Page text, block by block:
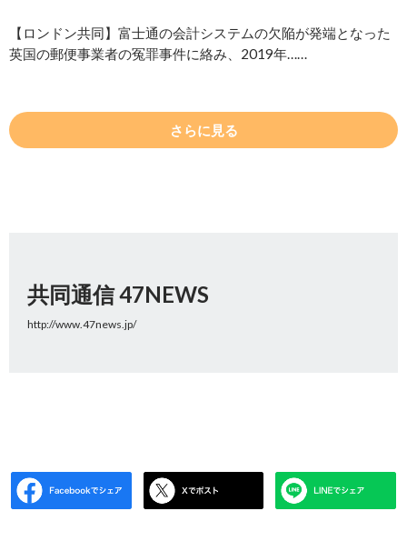
【ロンドン共同】富士通の会計システムの欠陥が発端となった
英国の郵便事業者の冤罪事件に絡み、2019年……
さらに見る
共同通信 47NEWS
http://www.47news.jp/